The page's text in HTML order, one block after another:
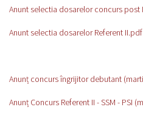
Anunt selectia dosarelor concurs
Anunt selectia dosarelor Referent II.pdf
Anunț concurs îngrijitor debutant
Anunț Concurs Referent II - SSM - PSI